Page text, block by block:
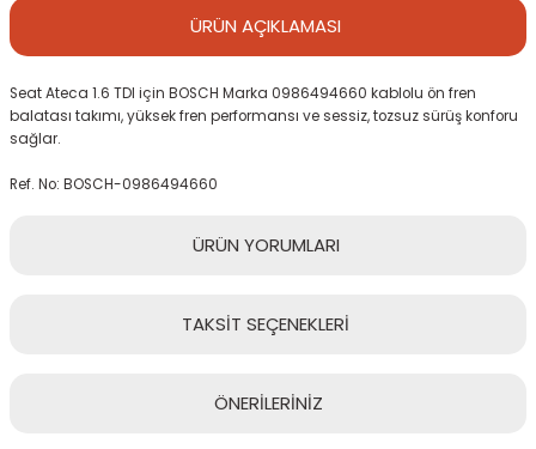
ÜRÜN AÇIKLAMASI
Seat Ateca 1.6 TDI için BOSCH Marka 0986494660 kablolu ön fren
balatası takımı, yüksek fren performansı ve sessiz, tozsuz sürüş konforu
sağlar.
Ref. No: BOSCH-0986494660
ÜRÜN YORUMLARI
TAKSİT SEÇENEKLERİ
ÖNERİLERİNİZ